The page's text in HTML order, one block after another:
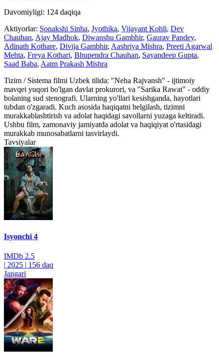
Davomiyligi: 124 daqiqa
Aktiyorlar: Sonakshi Sinha, Jyothika, Vijayant Kohli, Dev
Chauhan, Ajay Madhok, Diwanshu Gambhir, Gaurav Pandey,
Adinath Kothare, Divija Gambhir, Aashriya Mishra, Preeti Agarwal
Mehta, Freya Kothari, Bhupendra Chauhan, Sayandeep Gupta,
Saad Baba, Aatm Prakash Mishra
Tizim / Sistema filmi Uzbek tilida: "Neha Rajvansh" - ijtimoiy
mavqei yuqori bo'lgan davlat prokurori, va "Sarika Rawat" - oddiy
bolaning sud stenografi. Ularning yo'llari kesishganda, hayotlari
tubdan o'zgaradi. Kuch asosida haqiqatni belgilash, tizimni
murakkablashtirish va adolat haqidagi savollarni yuzaga keltiradi.
Ushbu film, zamonaviy jamiyatda adolat va haqiqiyat o'rtasidagi
murakkab munosabatlarni tasvirlaydi.
Tavsiyalar
Isyonchi 4
IMDb 2.5
| 2025 | 156 daq
Jangari